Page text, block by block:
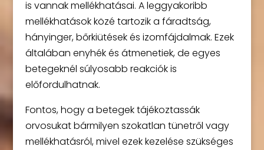
is vannak mellékhatásai. A leggyakoribb
mellékhatások közé tartozik a fáradtság,
hányinger, bőrkiütések és izomfájdalmak. Ezek
általában enyhék és átmenetiek, de egyes
betegeknél súlyosabb reakciók is
előfordulhatnak.
Fontos, hogy a betegek tájékoztassák
orvosukat bármilyen szokatlan tünetről vagy
mellékhatásról, mivel ezek kezelése szükséges